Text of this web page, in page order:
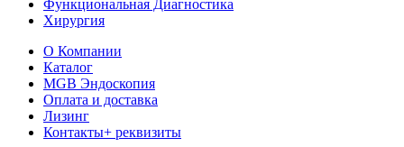
Функциональная Диагностика
Хирургия
О Компании
Каталог
MGB Эндоскопия
Оплата и доставка
Лизинг
Контакты+ реквизиты